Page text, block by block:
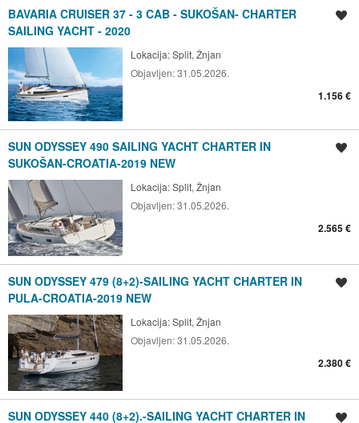
BAVARIA CRUISER 37 - 3 CAB - SUKOŠAN- CHARTER
SAILING YACHT - 2020
Lokacija:Split, Žnjan
Objavljen:31.05.2026.
1.156 €
SUN ODYSSEY 490 SAILING YACHT CHARTER IN
SUKOŠAN-CROATIA-2019 NEW
Lokacija:Split, Žnjan
Objavljen:31.05.2026.
2.565 €
SUN ODYSSEY 479 (8+2)-SAILING YACHT CHARTER IN
PULA-CROATIA-2019 NEW
Lokacija:Split, Žnjan
Objavljen:31.05.2026.
2.380 €
SUN ODYSSEY 440 (8+2).-SAILING YACHT CHARTER IN